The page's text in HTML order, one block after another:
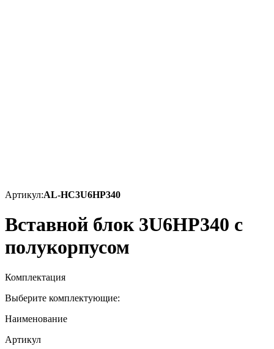
Артикул:AL-HC3U6HP340
Вставной блок 3U6HP340 с
полукорпусом
Комплектация
Выберите комплектующие:
Наименование
Артикул